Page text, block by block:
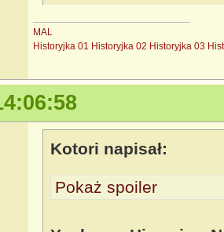
MAL
Historyjka 01 Historyjka 02 Historyjka 03
Kotori napisał:
Pokaż spoiler